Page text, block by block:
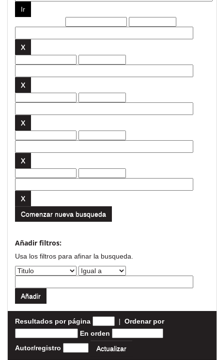
Comenzar nueva busqueda
Añadir filtros:
Usa los filtros para afinar la busqueda.
Resultados por página | Ordenar por
En orden
Autor/registro